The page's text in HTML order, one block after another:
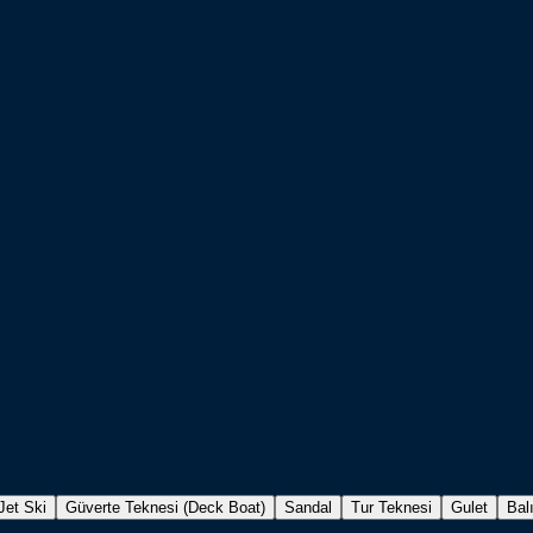
Ski Güverte Teknesi (Deck Boat) Sandal Tur Teknesi Gulet